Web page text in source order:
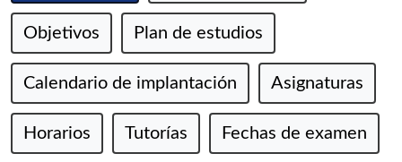
Objetivos Plan de estudios
Calendario de implantación Asignaturas
Horarios Tutorías Fechas de examen